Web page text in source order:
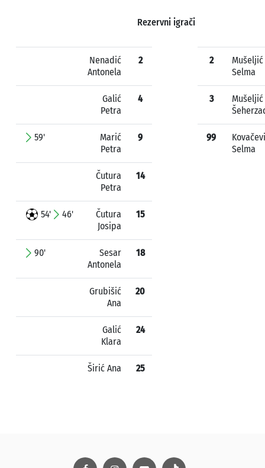
Rezervni igrači
Nenadić
Antonela
2
Galić
Petra
4
59'
Marić
Petra
9
Čutura
Petra
14
54' 46'
Čutura
Josipa
15
90'
Sesar
Antonela
18
Grubišić
Ana
20
Galić
Klara
24
Širić Ana 25
2
Mušeljić
Selma
3
Mušeljić
99
Selma